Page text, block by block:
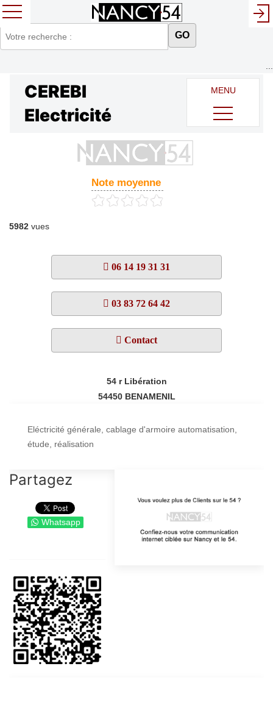
GO
CEREBI
Electricité
Note moyenne
5982 vues
06 14 19 31 31
03 83 72 64 42
Contact
54 r Libération
54450 BENAMENIL
Eléctricité générale, cablage d'armoire automatisation,
étude, réalisation
Partagez
Whatsapp